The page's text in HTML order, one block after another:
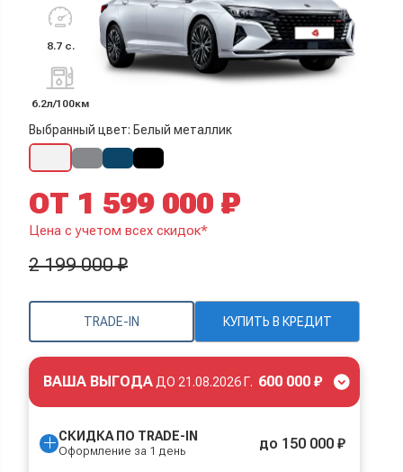
8.7 с.
6.2л/100км
Выбранный цвет: Белый металлик
TRADE-IN КУПИТЬ В КРЕДИТ
ОТ 1 599 000 ₽
Цена с учетом всех скидок*
2 199 000 ₽
ВАША ВЫГОДА ДО 21.08.2026 Г. 600 000 ₽
СКИДКА ПО TRADE-IN
Оформление за 1 день до 150 000 ₽